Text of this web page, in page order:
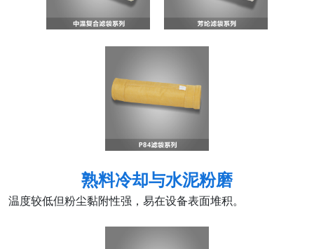
熟料冷却与水泥粉磨
温度较低但粉尘黏附性强，易在设备表面堆积。